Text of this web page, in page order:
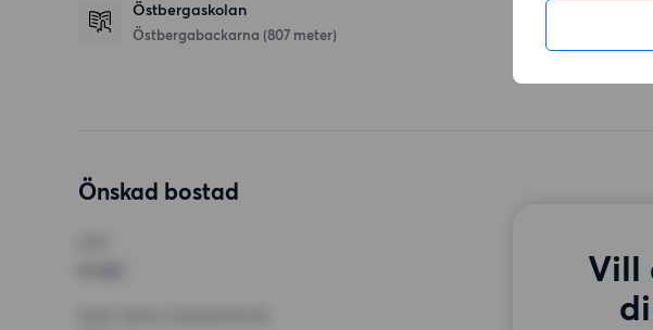
Östbergaskolan
Östbergabackarna (807 meter)
Önskad bostad
Vill